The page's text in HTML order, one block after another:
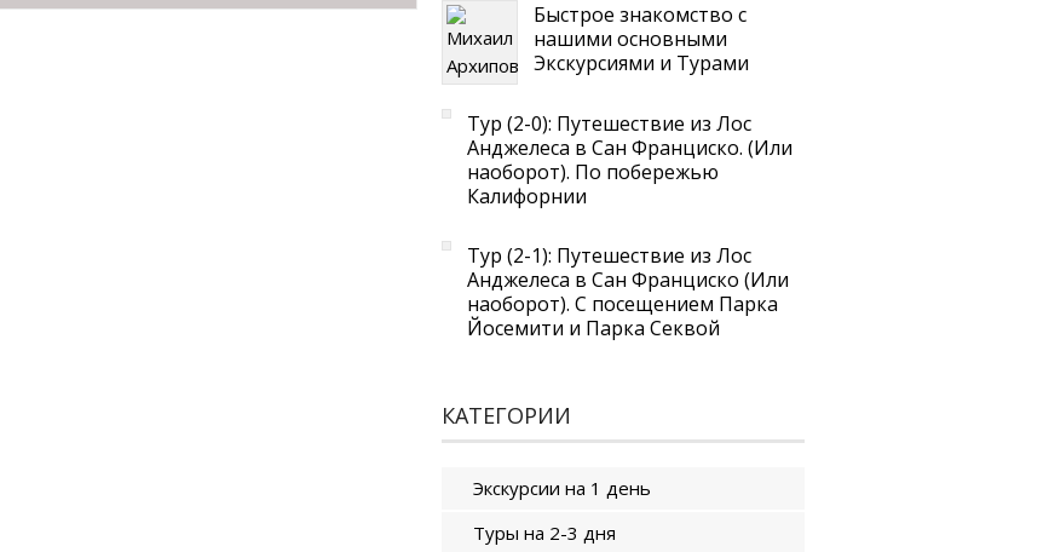
Быстрое знакомство с
нашими основными
Экскурсиями и Турами
Тур (2-0): Путешествие из Лос
Анджелеса в Сан Франциско. (Или
наоборот). По побережью
Калифорнии
Тур (2-1): Путешествие из Лос
Анджелеса в Сан Франциско (Или
наоборот). С посещением Парка
Йосемити и Парка Секвой
КАТЕГОРИИ
Экскурсии на 1 день
Туры на 2-3 дня